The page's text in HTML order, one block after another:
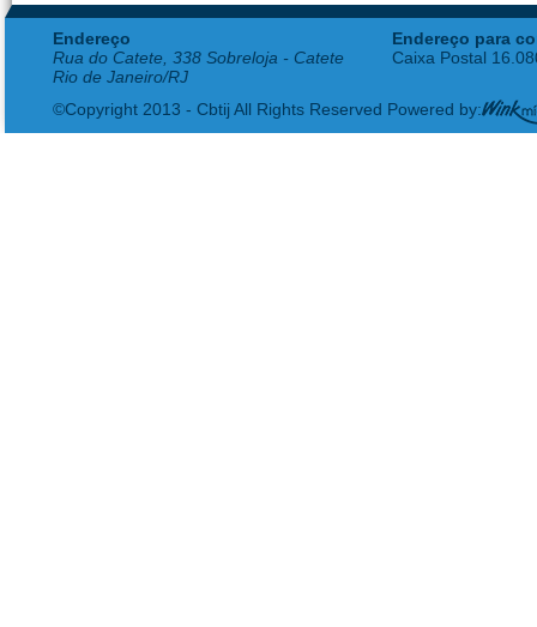
Endereço
Rua do Catete, 338 Sobreloja - Catete
Rio de Janeiro/RJ
Endereço para
Caixa Postal
©Copyright 2013 - Cbtij All Rights Reserved Powered by: